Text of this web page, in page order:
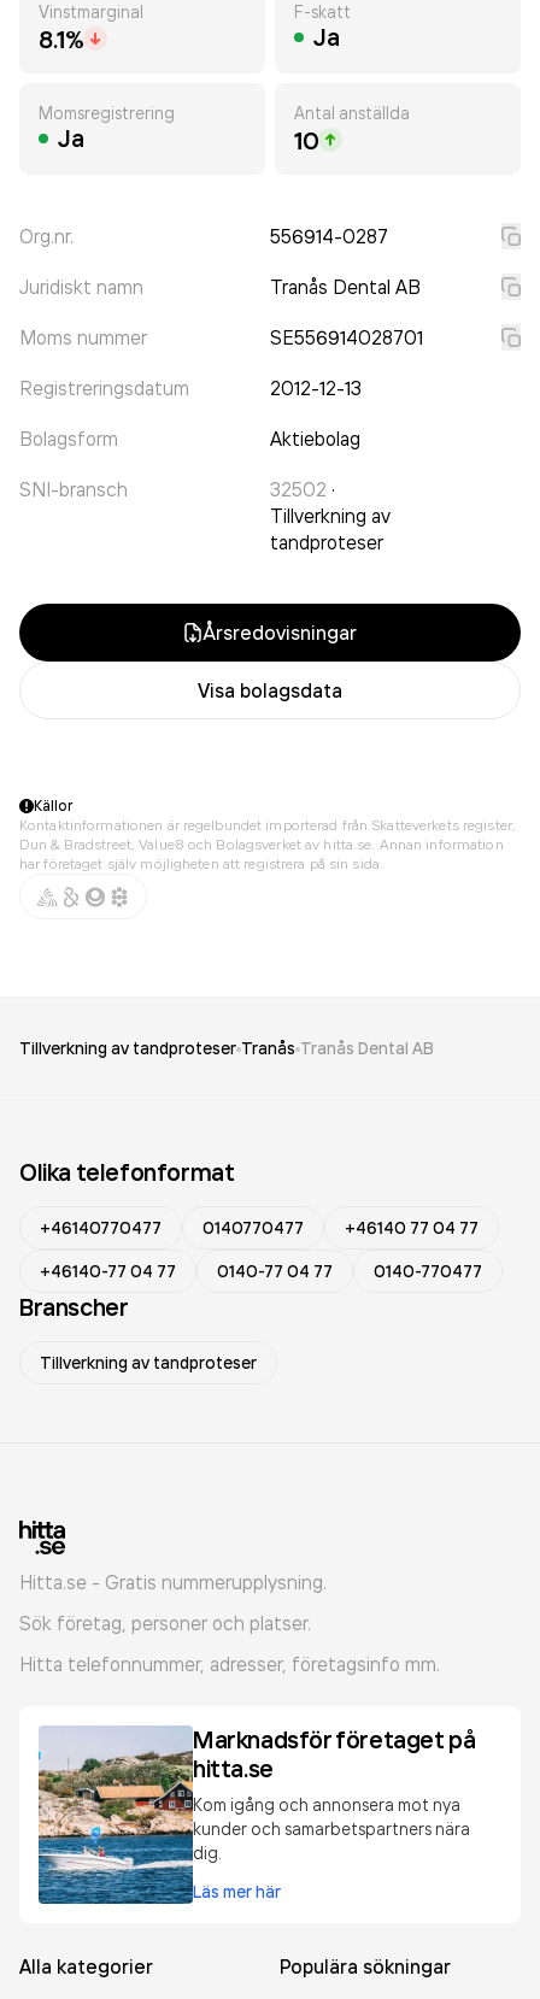
Vinstmarginal
8.1%
F-skatt
Ja
Momsregistrering
Ja
Antal anställda
10
Org.nr. 556914-0287
Juridiskt namn Tranås Dental AB
Moms nummer SE556914028701
Registreringsdatum 2012-12-13
Bolagsform Aktiebolag
SNI-bransch 32502 ·
Tillverkning av
tandproteser
Årsredovisningar
Visa bolagsdata
Källor
Kontaktinformationen är regelbundet importerad från Skatteverkets register,
Dun & Bradstreet, Value8 och Bolagsverket av hitta.se. Annan information
har företaget själv möjligheten att registrera på sin sida.
Tillverkning av tandproteser Tranås Tranås Dental AB
Olika telefonformat
+46140770477 0140770477
+46140 77 04 77
+46140-77 04 77
0140-77 04 77 0140-770477
Branscher
Tillverkning av tandproteser
Hitta.se - Gratis nummerupplysning.
Sök företag, personer och platser.
Hitta telefonnummer, adresser, företagsinfo mm.
Marknadsför företaget på
hitta.se
Kom igång och annonsera mot nya
kunder och samarbetspartners nära
dig.
Läs mer här
Alla kategorier Populära sökningar